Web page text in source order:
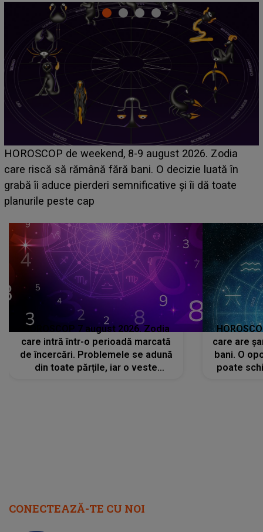
Emanuel a ținut ACEST DETALIU ASCUNS până
acum! În fața Alexandrei, concurentul din Casa Iubirii
face o MĂRTURISIRE NEAȘTEPTATĂ despre mama
sa: "I-am spus și ei în față, eu nu te iubesc pentru
HOROSCOP 7 august 2026. Zodia
care intră într-o perioadă marcată
de încercări. Problemele se adună
din toate părțile, iar o veste
care are
bani. O
poate
CONECTEAZĂ-TE CU NOI